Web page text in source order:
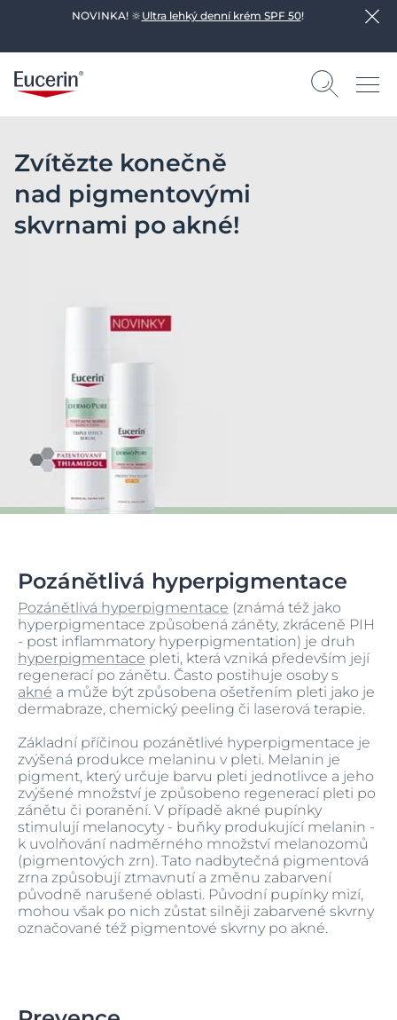
NOVINKA! 🔆 Ultra lehký denní krém SPF 50!
Zvítězte konečně
nad pigmentovými
skvrnami po akné!
Pozánětlivá hyperpigmentace
Pozánětlivá hyperpigmentace (známá též jako
hyperpigmentace způsobená záněty, zkráceně PIH
- post inflammatory hyperpigmentation) je druh
hyperpigmentace pleti, která vzniká především její
regenerací po zánětu. Často postihuje osoby s
akné a může být způsobena ošetřením pleti jako je
dermabraze, chemický peeling či laserová terapie.
Základní příčinou pozánětlivé hyperpigmentace je
zvýšená produkce melaninu v pleti. Melanin je
pigment, který určuje barvu pleti jednotlivce a jeho
zvýšené množství je způsobeno regenerací pleti po
zánětu či poranění. V případě akné pupínky
stimulují melanocyty - buňky produkující melanin -
k uvolňování nadměrného množství melanozomů
(pigmentových zrn). Tato nadbytečná pigmentová
zrna způsobují ztmavnutí a změnu zabarvení
původně narušené oblasti. Původní pupínky mizí,
mohou však po nich zůstat silněji zabarvené skvrny
označované též pigmentové skvrny po akné.